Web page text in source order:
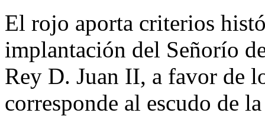
El rojo aporta criterios
implantación del Señorío
Rey D. Juan II, a favor de
corresponde al escudo de